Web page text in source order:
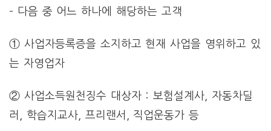
– 다음 중 어느 하나에 해당하는 고객
① 사업자등록증을 소지하고 현재 사업을 영위하고 있
는 자영업자
② 사업소득원천징수 대상자 : 보험설계사, 자동차딜
러, 학습지교사, 프리랜서, 직업운동가 등